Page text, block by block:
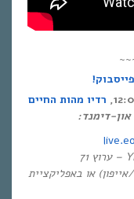
רדיו מהות החיים
דימנד: